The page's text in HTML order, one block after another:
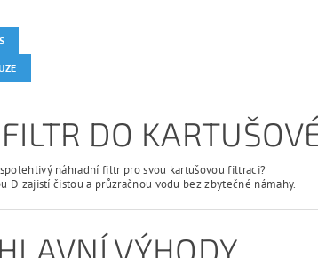
DO
náhradní filtr pro svou kartušovou filtraci?
D zajistí čistou a průzračnou vodu bez zbytečné námahy.
VÝHODY